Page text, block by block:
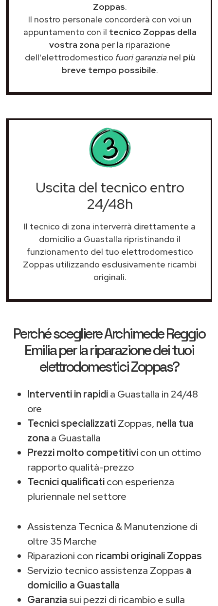
Zoppas.
Il nostro personale concorderà con voi un
appuntamento con il tecnico Zoppas della
vostra zona per la riparazione
dell'elettrodomestico fuori garanzianel più
breve tempo possibile.
Uscita del tecnico entro
24/48h
Il tecnico di zona interverrà direttamente a
domicilio a Guastalla ripristinando il
funzionamento del tuo elettrodomestico
Zoppas utilizzando esclusivamente ricambi
originali.
Perché scegliereArchimede Reggio
Emiliaper la riparazione dei tuoi
elettrodomestici Zoppas?
Interventi in rapidia Guastalla in 24/48
ore
Tecnici specializzatiZoppas, nella tua
zona a Guastalla
Prezzi molto competitivicon un ottimo
rapporto qualità-prezzo
Tecnici qualificaticon esperienza
pluriennale nel settore
Assistenza Tecnica & Manutenzione di
oltre 35 Marche
Riparazioni con ricambi originali Zoppas
Servizio tecnico assistenza Zoppas a
domicilio a Guastalla
Garanzia sui pezzi di ricambio e sulla